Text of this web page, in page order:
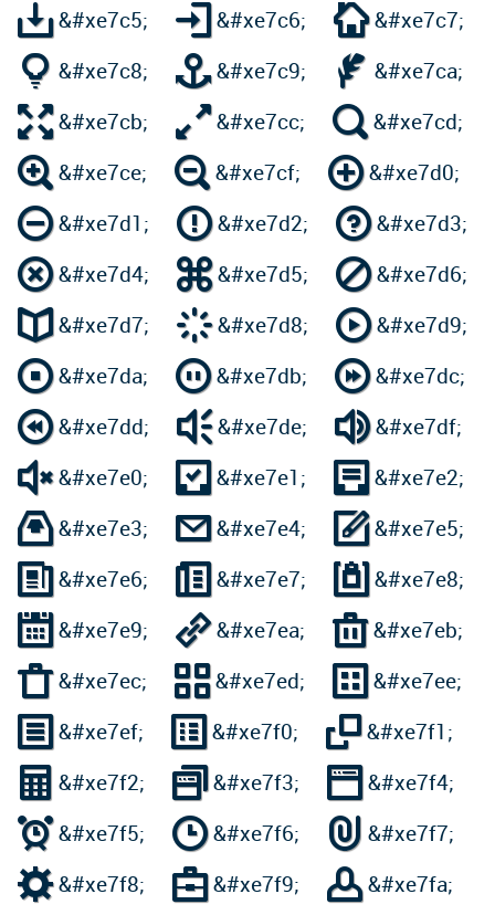
&#xe7c5;  &#xe7c6; &#xe7c7;
 &#xe7c8; &#xe7c9;  &#xe7ca;
&#xe7cb; &#xe7cc;  &#xe7cd;
 &#xe7ce;  &#xe7cf; &#xe7d0;
&#xe7d1; &#xe7d2; &#xe7d3;
&#xe7d4; &#xe7d5; &#xe7d6;
 &#xe7d7; &#xe7d8; &#xe7d9;
&#xe7da; &#xe7db; &#xe7dc;
&#xe7dd; &#xe7de; &#xe7df;
&#xe7e0;  &#xe7e1;  &#xe7e2;
&#xe7e3; &#xe7e4; &#xe7e5;
&#xe7e6;  &#xe7e7;  &#xe7e8;
 &#xe7e9; &#xe7ea; &#xe7eb;
&#xe7ec; &#xe7ed;  &#xe7ee;
 &#xe7ef;  &#xe7f0; &#xe7f1;
 &#xe7f2; &#xe7f3;  &#xe7f4;
&#xe7f5; &#xe7f6;  &#xe7f7;
&#xe7f8; &#xe7f9; &#xe7fa;